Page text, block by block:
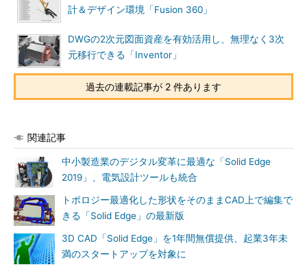
計＆デザイン環境「Fusion 360」
DWGの2次元図面資産を有効活用し、無理なく3次
元移行できる「Inventor」
過去の連載記事が 2 件あります
関連記事
中小製造業のデジタル変革に最適な「Solid Edge
2019」、電気設計ツールも統合
トポロジー最適化した形状をそのままCAD上で編集で
きる「Solid Edge」の最新版
3D CAD「Solid Edge」を1年間無償提供、起業3年未
満のスタートアップを対象に